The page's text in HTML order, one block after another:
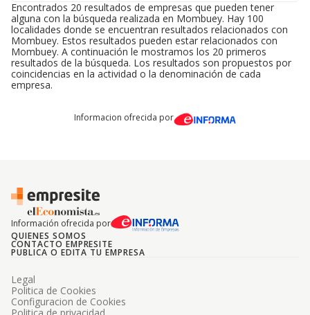
Encontrados 20 resultados de empresas que pueden tener
alguna con la búsqueda realizada en Mombuey. Hay 100
localidades donde se encuentran resultados relacionados con
Mombuey. Estos resultados pueden estar relacionados con
Mombuey. A continuación le mostramos los 20 primeros
resultados de la búsqueda. Los resultados son propuestos por
coincidencias en la actividad o la denominación de cada
empresa.
Informacion ofrecida por
Información ofrecida por
QUIENES SOMOS
CONTACTO EMPRESITE
PUBLICA O EDITA TU EMPRESA
Legal
Politica de Cookies
Configuracion de Cookies